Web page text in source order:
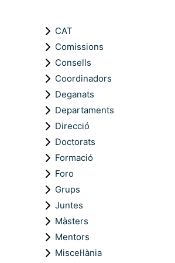
CAT
Comissions
Consells
Coordinadors
Deganats
Departaments
Direcció
Doctorats
Formació
Foro
Grups
Juntes
Màsters
Mentors
Miscel·lània